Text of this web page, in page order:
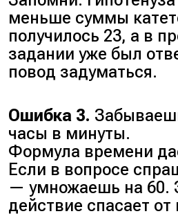
меньше суммы
получилось 23, а в
задании уже был
повод задуматься.
Ошибка 3.
часы в минуты.
Формула времени
Если в вопросе
— умножаешь на 60.
действие спасает от